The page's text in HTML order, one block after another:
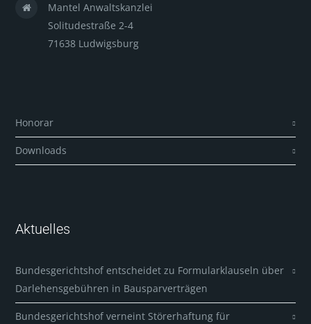
Mantel Anwaltskanzlei
Solitudestraße 2-4
71638 Ludwigsburg
Honorar
Downloads
Aktuelles
Bundesgerichtshof entscheidet zu Formularklauseln über
Darlehensgebühren in Bausparverträgen
Bundesgerichtshof verneint Störerhaftung für